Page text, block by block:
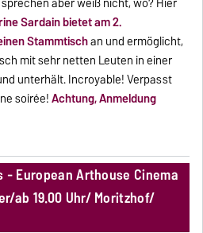
Sardain bietet am 2.
Stammtischan und ermöglicht,
mit sehr netten Leuten in einer
unterhält. Incroyable! Verpasst
soirée!Achtung, Anmeldung
European Arthouse Cinema
ab 19.00 Uhr/ Moritzhof/